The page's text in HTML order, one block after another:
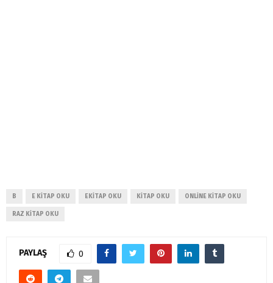
B E KITAP OKU EKITAP OKU KITAP OKU ONLINE KITAP OKU
RAZ KITAP OKU
PAYLAŞ 0